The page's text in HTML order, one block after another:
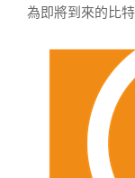
為即將到來的比